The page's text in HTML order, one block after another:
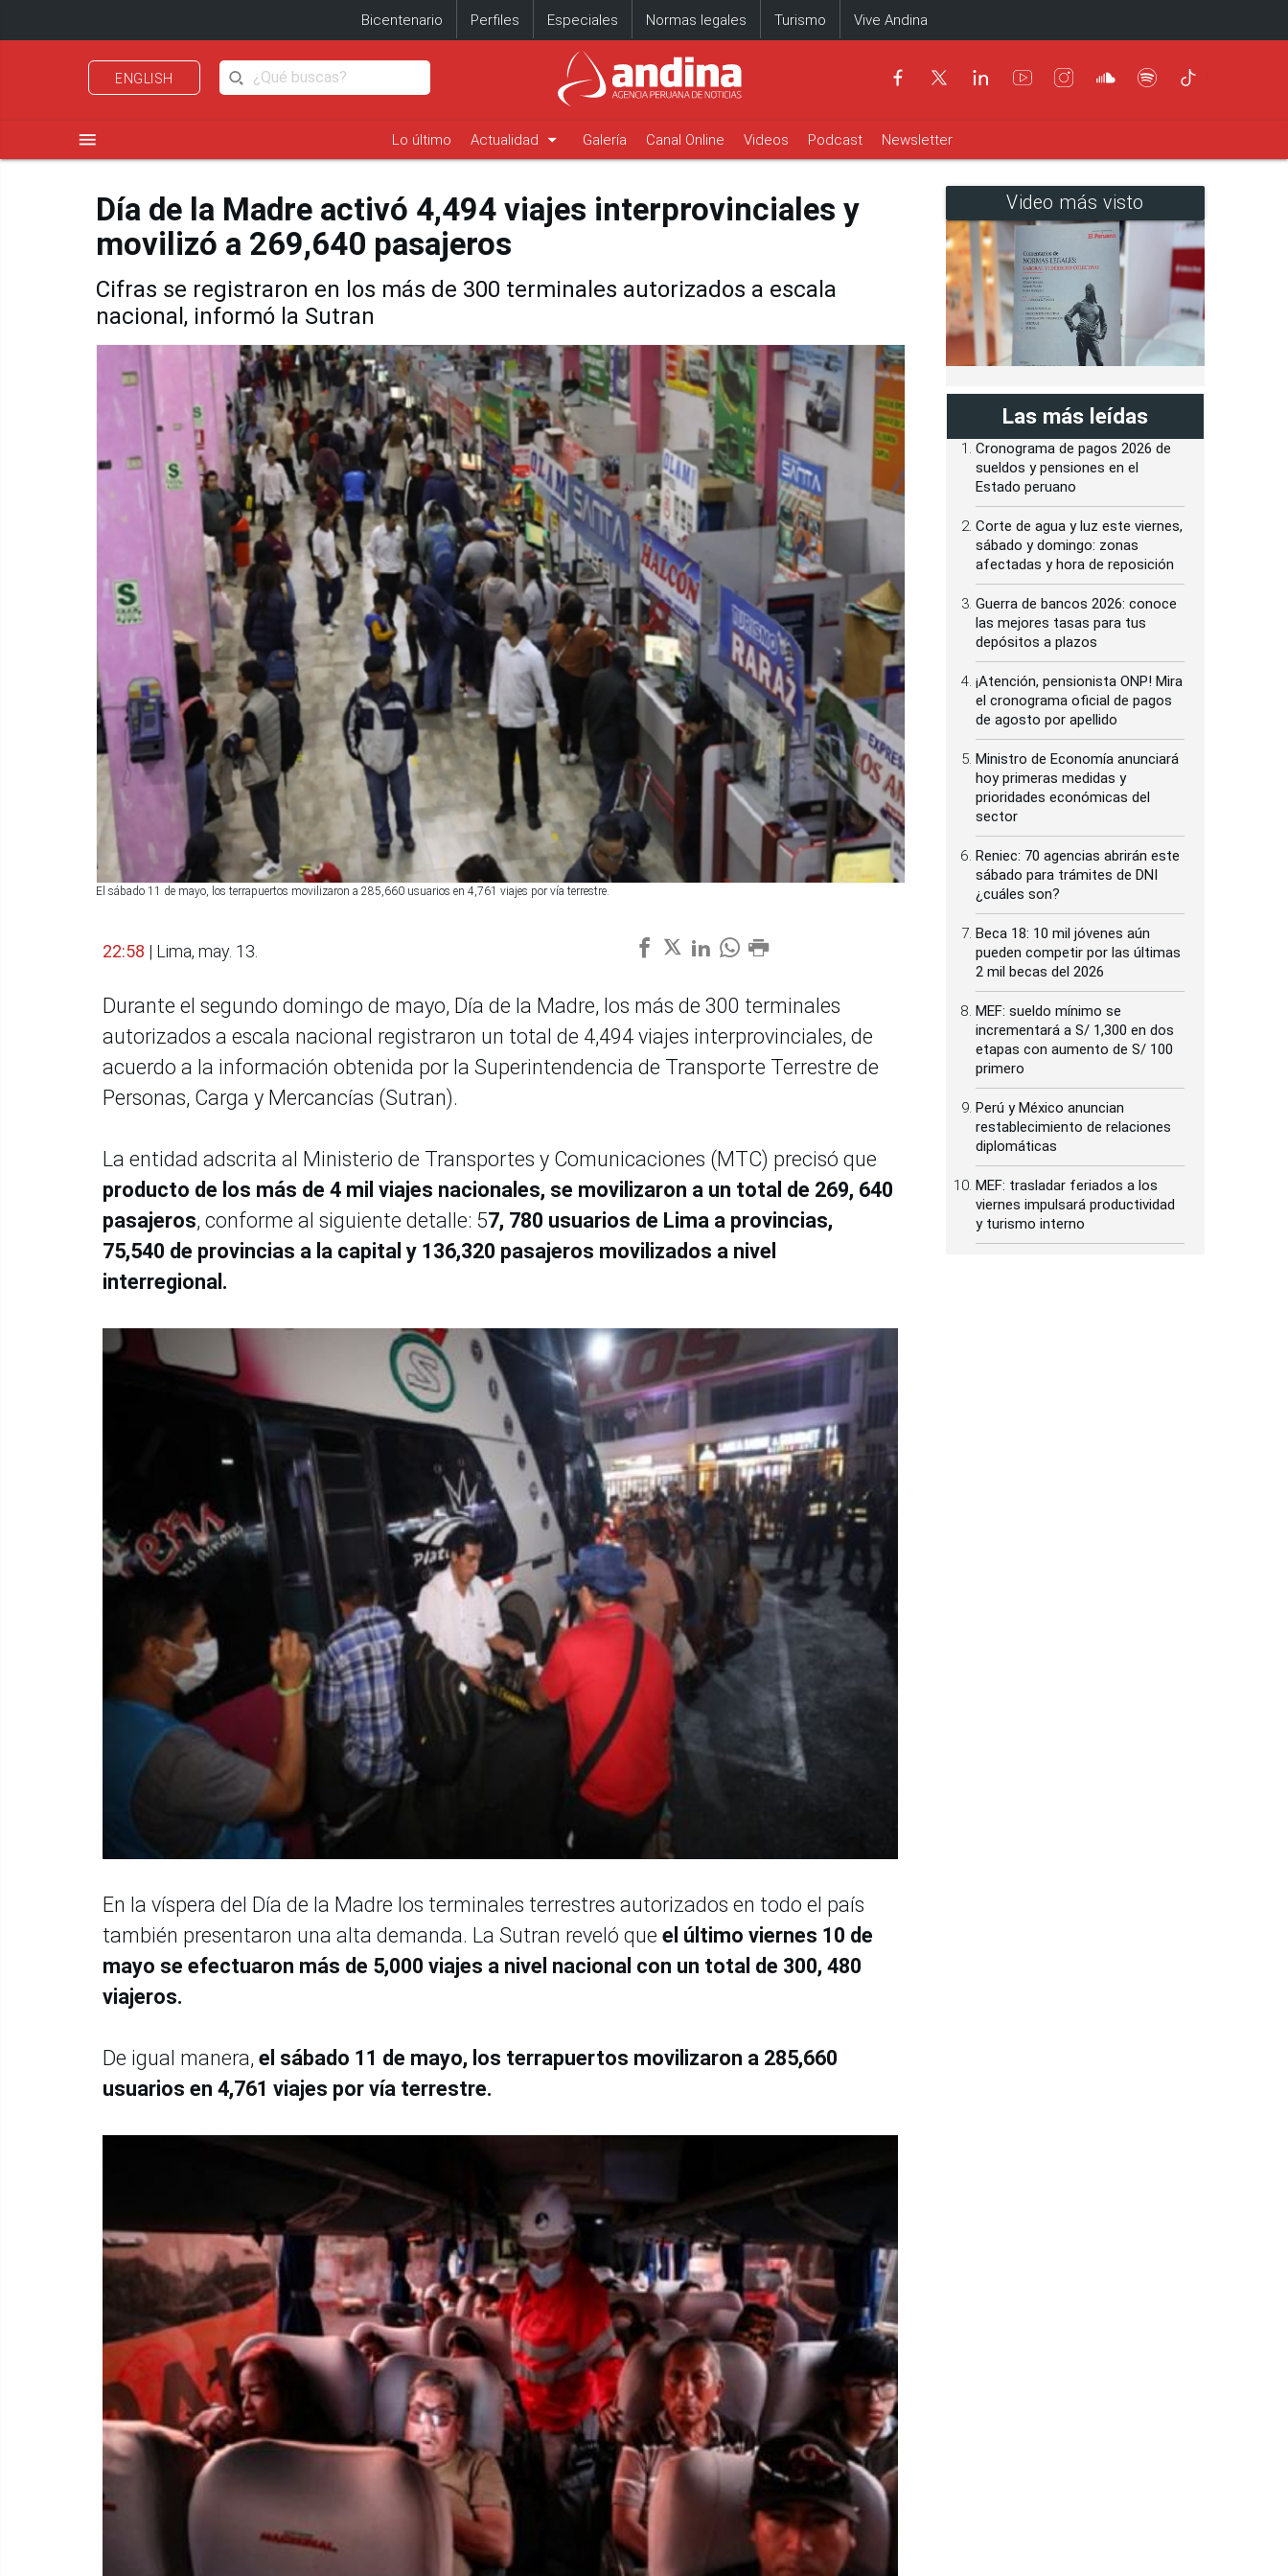
Bicentenario Perfiles Especiales Normas legales Turismo Vive Andina
ENGLISH
menu Lo último Actualidad arrow_drop_down Galería Canal Online Videos Podcast Newsletter
Día de la Madre activó 4,494 viajes interprovinciales y
movilizó a 269,640 pasajeros
Cifras se registraron en los más de 300 terminales autorizados a escala
nacional, informó la Sutran
El sábado 11 de mayo, los terrapuertos movilizaron a 285,660 usuarios en 4,761 viajes por vía terrestre.
22:58 | Lima, may. 13.
Durante el segundo domingo de mayo, Día de la Madre, los más de 300 terminales
autorizados a escala nacional registraron un total de 4,494 viajes interprovinciales, de
acuerdo a la información obtenida por la Superintendencia de Transporte Terrestre de
Personas, Carga y Mercancías (Sutran).
La entidad adscrita al Ministerio de Transportes y Comunicaciones (MTC) precisó que
producto de los más de 4 mil viajes nacionales, se movilizaron a un total de 269, 640
pasajeros, conforme al siguiente detalle: 57, 780 usuarios de Lima a provincias,
75,540 de provincias a la capital y 136,320 pasajeros movilizados a nivel
interregional.
En la víspera del Día de la Madre los terminales terrestres autorizados en todo el país
también presentaron una alta demanda. La Sutran reveló que el último viernes 10 de
mayo se efectuaron más de 5,000 viajes a nivel nacional con un total de 300, 480
viajeros.
De igual manera, el sábado 11 de mayo, los terrapuertos movilizaron a 285,660
usuarios en 4,761 viajes por vía terrestre.
Video más visto
Las más leídas
Cronograma de pagos 2026 de
sueldos y pensiones en el
Estado peruano
Corte de agua y luz este viernes,
sábado y domingo: zonas
afectadas y hora de reposición
Guerra de bancos 2026: conoce
las mejores tasas para tus
depósitos a plazos
¡Atención, pensionista ONP! Mira
el cronograma oficial de pagos
de agosto por apellido
Ministro de Economía anunciará
hoy primeras medidas y
prioridades económicas del
sector
Reniec: 70 agencias abrirán este
sábado para trámites de DNI
¿cuáles son?
Beca 18: 10 mil jóvenes aún
pueden competir por las últimas
2 mil becas del 2026
MEF: sueldo mínimo se
incrementará a S/ 1,300 en dos
etapas con aumento de S/ 100
primero
Perú y México anuncian
restablecimiento de relaciones
diplomáticas
MEF: trasladar feriados a los
viernes impulsará productividad
y turismo interno